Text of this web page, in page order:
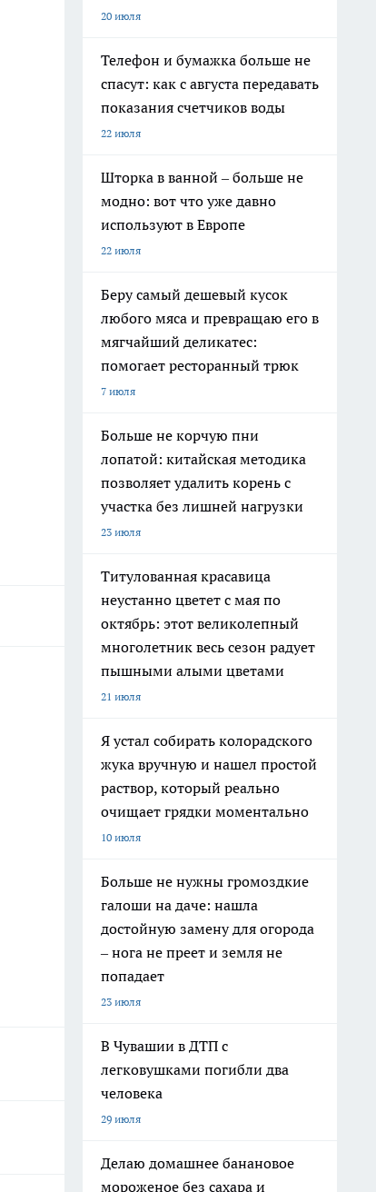
20 июля
Телефон и бумажка больше не
спасут: как с августа передавать
показания счетчиков воды
22 июля
Шторка в ванной – больше не
модно: вот что уже давно
используют в Европе
22 июля
Беру самый дешевый кусок
любого мяса и превращаю его в
мягчайший деликатес:
помогает ресторанный трюк
7 июля
Больше не корчую пни
лопатой: китайская методика
позволяет удалить корень с
участка без лишней нагрузки
23 июля
Титулованная красавица
неустанно цветет с мая по
октябрь: этот великолепный
многолетник весь сезон радует
пышными алыми цветами
21 июля
Я устал собирать колорадского
жука вручную и нашел простой
раствор, который реально
очищает грядки моментально
10 июля
Больше не нужны громоздкие
галоши на даче: нашла
достойную замену для огорода
– нога не преет и земля не
попадает
23 июля
В Чувашии в ДТП с
легковушками погибли два
человека
29 июля
Делаю домашнее банановое
мороженое без сахара и